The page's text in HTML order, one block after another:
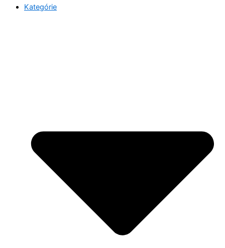
Kategórie